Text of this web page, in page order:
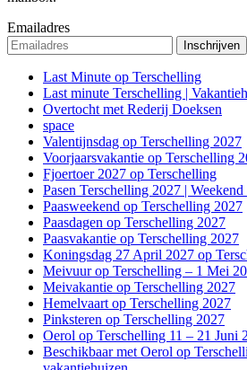
Emailadres
Last Minute op Terschelling
Last minute Terschelling |
Overtocht met Rederij Doeksen
space
Valentijnsdag op Terschelling 2027
Voorjaarsvakantie op Terschelling
Fjoertoer 2027 op Terschelling
Pasen Terschelling 2027 |
Paasweekend op Terschelling 2027
Paasdagen op Terschelling 2027
Paasvakantie op Terschelling 2027
Koningsdag 27 April 2027 op
Meivuur op Terschelling – 1 Mei
Meivakantie op Terschelling 2027
Hemelvaart op Terschelling 2027
Pinksteren op Terschelling 2027
Oerol op Terschelling 11 – 21 Juni
Beschikbaar met Oerol op